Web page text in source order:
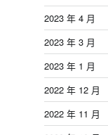
2023 年 4 月
2023 年 3 月
2023 年 1 月
2022 年 12 月
2022 年 11 月